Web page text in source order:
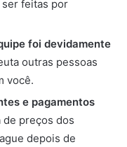
ser feitas por
foi devidamente
outras pessoas
você.
e pagamentos
de preços dos
depois de